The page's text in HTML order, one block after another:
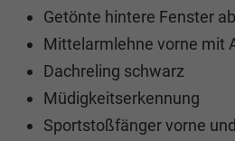
Getönte hintere Fenster
Mittelarmlehne vorne mit
Dachreling schwarz
Müdigkeitserkennung
Sportstoßfänger vorne